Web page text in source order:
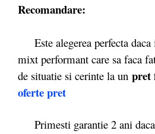
Recomandare:
Este alegerea perfecta daca
mixt performant care sa faca
de situatie si cerinte la un pret
oferte pret
Primesti garantie 2 ani